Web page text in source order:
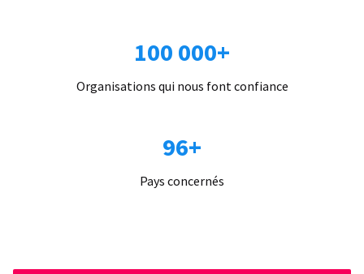
100 000+
Organisations qui nous font confiance
96+
Pays concernés